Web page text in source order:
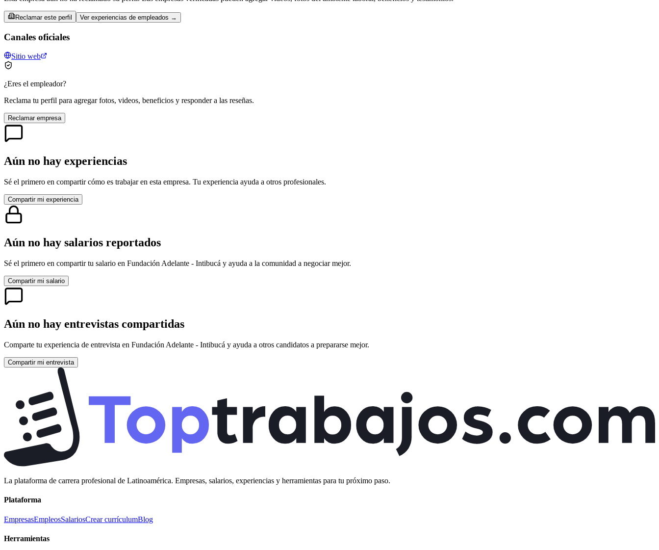
Reclamar este perfil Ver experiencias de empleados →
Canales oficiales
Sitio web
¿Eres el empleador?
Reclama tu perfil para agregar fotos, videos, beneficios y responder a las reseñas.
Reclamar empresa
Aún no hay experiencias
Sé el primero en compartir cómo es trabajar en esta empresa. Tu experiencia ayuda a otros profesionales.
Compartir mi experiencia
Aún no hay salarios reportados
Sé el primero en compartir tu salario en Fundación Adelante - Intibucá y ayuda a la comunidad a negociar mejor.
Compartir mi salario
Aún no hay entrevistas compartidas
Comparte tu experiencia de entrevista en Fundación Adelante - Intibucá y ayuda a otros candidatos a prepararse mejor.
Compartir mi entrevista
La plataforma de carrera profesional de Latinoamérica. Empresas, salarios, experiencias y herramientas para tu próximo paso.
Plataforma
EmpresasEmpleosSalariosCrear currículumBlog
Herramientas